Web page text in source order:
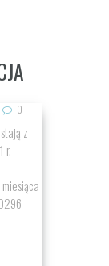
0
z
r.